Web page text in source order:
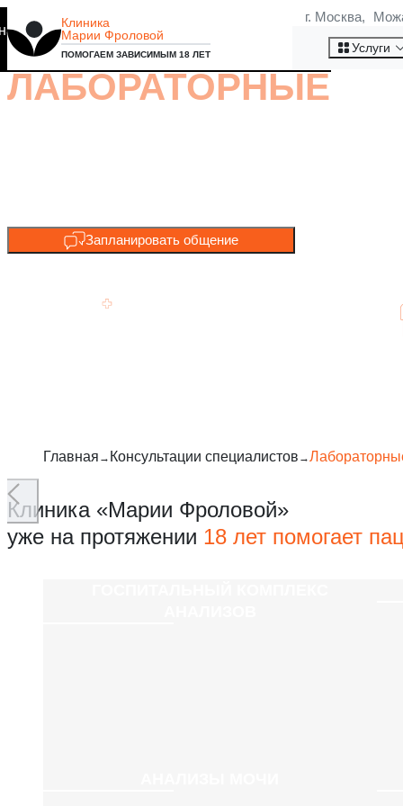
Клиника
Марии Фроловой
ПОМОГАЕМ ЗАВИСИМЫМ 18 ЛЕТ
г. Москва,
Услуги
ЛАБОРАТОРНЫЕ
Запланировать общение
Главная Консультации специалистов
Клиника «Марии Фроловой»
уже на протяжении 18 лет помогает
то, что мы используем